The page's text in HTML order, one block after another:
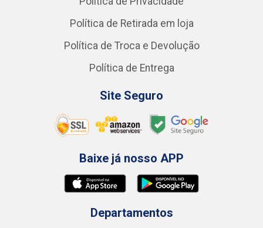
Política de Retirada em loja
Política de Troca e Devolução
Política de Entrega
Site Seguro
Baixe já nosso APP
Departamentos